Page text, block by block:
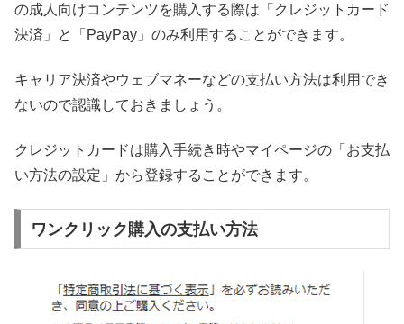
の成人向けコンテンツを購入する際は「クレジットカード
決済」と「PayPay」のみ利用することができます。
キャリア決済やウェブマネーなどの支払い方法は利用でき
ないので認識しておきましょう。
クレジットカードは購入手続き時やマイページの「お支払
い方法の設定」から登録することができます。
ワンクリック購入の支払い方法